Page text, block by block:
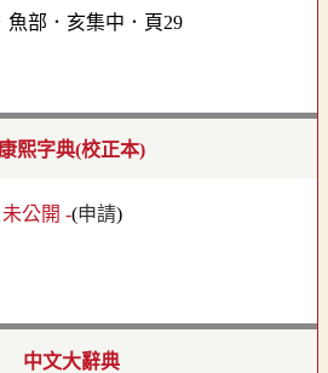
魚部．亥集中．頁29
康熙字典(校正本)
公開 -(申請)
中文大辭典